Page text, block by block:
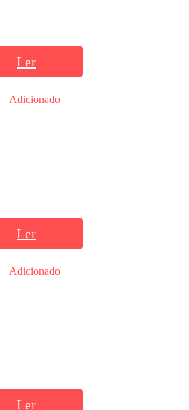
Ler
Adicionado
Ler
Adicionado
Ler